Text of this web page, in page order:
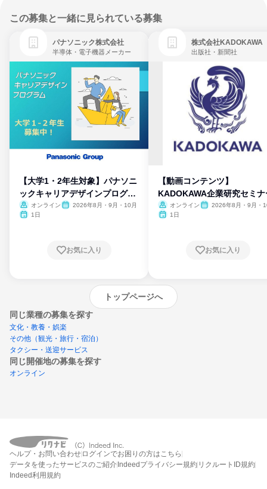
この募集と一緒に見られている募集
パナソニック株式会社
半導体・電子機器メーカー
【大学1・2年生対象】パナソニ
ックキャリアデザインプログラ
ム
オンライン
2026年8月・9月・10月
1日
お気に入り
株式会社KADOKAWA
出版社・新聞社
【動画コンテンツ】
KADOKAWA企業研究セミナ
オンライン
2026年8月・9月・
1日
お気に入り
トップページへ
同じ業種の募集を探す
文化・教養・娯楽
その他（観光・旅行・宿泊）
タクシー・送迎サービス
同じ開催地の募集を探す
オンライン
エントリーするとプログラムの詳細案内を
受け取れるようになります
ヘルプ・お問い合わせ ログインでお困りの方はこちら
データを使ったサービスのご紹介 Indeedプライバシー規約 リクルートID規約
Indeed利用規約